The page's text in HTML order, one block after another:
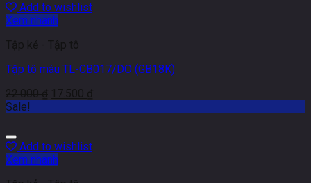
Add to wishlist
Xem nhanh
Tập kẻ - Tập tô
Tập tô màu TL-CB017/DO (GB18K)
22.000₫ 17.500 ₫
Sale!
Add to wishlist
Xem nhanh